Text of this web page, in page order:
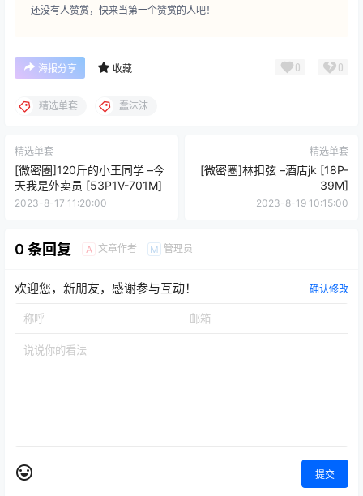
还没有人赞赏，快来当第一个赞赏的人吧！
海报分享 收藏 0 0
精选单套 蠢沫沫
精选单套
[微密圈]120斤的小王同学 –今
天我是外卖员 [53P1V-701M]
2023-8-17 11:20:00
精选单套
[微密圈]林扣弦 –酒店jk [18P-
39M]
2023-8-19 10:15:00
0 条回复 A 文章作者 M 管理员
欢迎您，新朋友，感谢参与互动！ 确认修改
提交